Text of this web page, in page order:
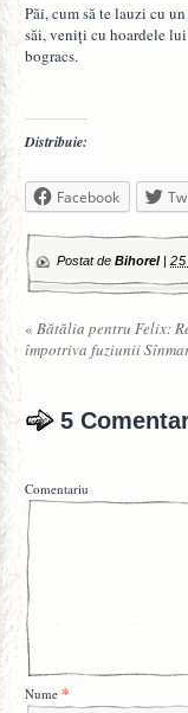
Păi, cum să te lauzi cu
săi, veniţi cu hoardele
bogracs.
Distribuie:
Facebook
Postat de Bihorel| 25
« Bătălia pentru Felix:
împotriva fuziunii
5
Comentariu
Nume *